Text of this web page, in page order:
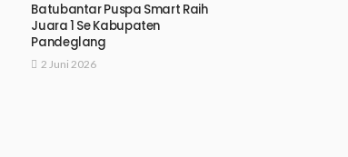
Batubantar Puspa Smart Raih
Juara 1 Se Kabupaten
Pandeglang
2 Juni 2026